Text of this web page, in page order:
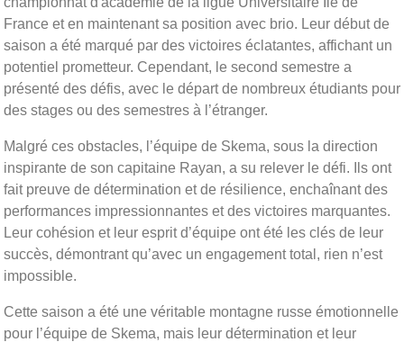
France et en maintenant sa position avec brio. Leur début de
saison a été marqué par des victoires éclatantes, affichant un
potentiel prometteur. Cependant, le second semestre a
présenté des défis, avec le départ de nombreux étudiants pour
des stages ou des semestres à l’étranger.
Malgré ces obstacles, l’équipe de Skema, sous la direction
inspirante de son capitaine Rayan, a su relever le défi. Ils ont
fait preuve de détermination et de résilience, enchaînant des
performances impressionnantes et des victoires marquantes.
Leur cohésion et leur esprit d’équipe ont été les clés de leur
succès, démontrant qu’avec un engagement total, rien n’est
impossible.
Cette saison a été une véritable montagne russe émotionnelle
pour l’équipe de Skema, mais leur détermination et leur